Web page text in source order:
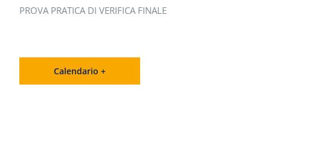
PROVA PRATICA DI VERIFICA FINALE
Calendario +